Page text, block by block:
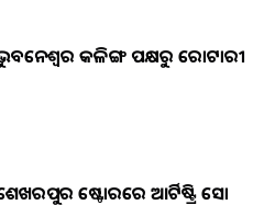
କଳିଙ୍ଗ ପକ୍ଷରୁ ରୋଟାରୀ
ଷ୍ଟୋରରେ ଆର୍ଟିଷ୍ଟ୍ରି ସୋ